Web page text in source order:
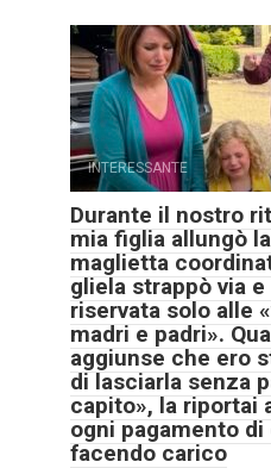
INTERESSANTE
Durante il nostro
mia figlia allungò
maglietta
gliela strappò via
riservata solo alle
madri e padri».
aggiunse che ero
di lasciarla senza
capito», la riportai
ogni pagamento
facendo carico